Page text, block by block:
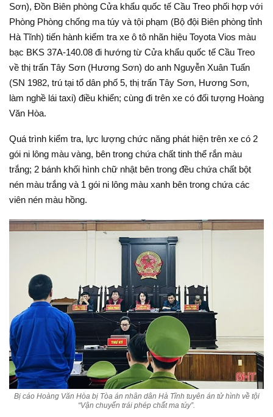
Sơn), Đồn Biên phòng Cửa khẩu quốc tế Cầu Treo phối hợp với
Phòng Phòng chống ma túy và tội phạm (Bộ đội Biên phòng tỉnh
Hà Tĩnh) tiến hành kiểm tra xe ô tô nhãn hiệu Toyota Vios màu
bạc BKS 37A-140.08 đi hướng từ Cửa khẩu quốc tế Cầu Treo
về thị trấn Tây Sơn (Hương Sơn) do anh Nguyễn Xuân Tuấn
(SN 1982, trú tại tổ dân phố 5, thị trấn Tây Sơn, Hương Sơn,
làm nghề lái taxi) điều khiển; cùng đi trên xe có đối tượng Hoàng
Văn Hòa.
Quá trình kiểm tra, lực lượng chức năng phát hiện trên xe có 2
gói ni lông màu vàng, bên trong chứa chất tinh thể rắn màu
trắng; 2 bánh khối hình chữ nhật bên trong đều chứa chất bột
nén màu trắng và 1 gói ni lông màu xanh bên trong chứa các
viên nén màu hồng.
Bị cáo Hoàng Văn Hòa bị Tòa án nhân dân Hà Tĩnh tuyên án tử hình về tội
“Vận chuyển trái phép chất ma túy”.